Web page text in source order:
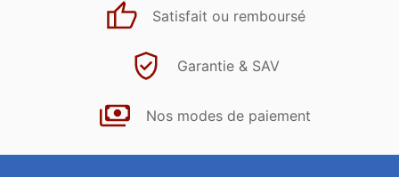
Satisfait ou remboursé
Garantie & SAV
Nos modes de paiement